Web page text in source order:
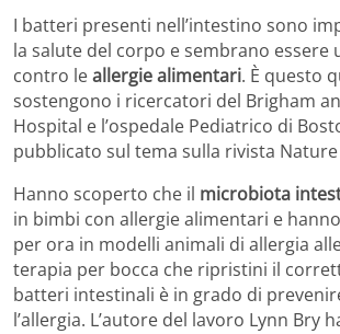
I batteri presenti nell’intestino sono
la salute del corpo e sembrano essere
contro leallergie alimentari. È questo
sostengono i ricercatori del Brigham
Hospital e l’ospedale Pediatrico di
pubblicato sul tema sulla rivista
Hanno scoperto che il microbiota
in bimbi con allergie alimentari e
per ora in modelli animali di allergia
terapia per bocca che ripristini il
batteri intestinali è in grado di
l’allergia. L’autore del lavoro Lynn Bry